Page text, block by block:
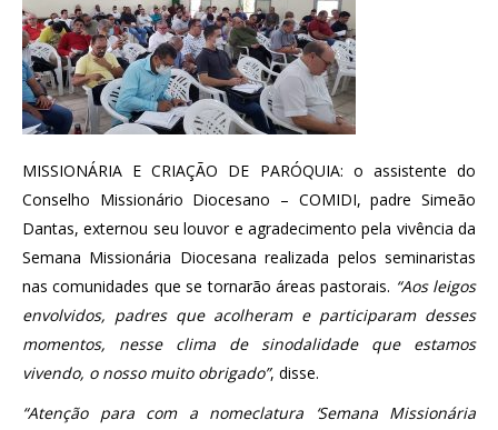
MISSIONÁRIA E CRIAÇÃO DE PARÓQUIA: o assistente do
Conselho Missionário Diocesano – COMIDI, padre Simeão
Dantas, externou seu louvor e agradecimento pela vivência da
Semana Missionária Diocesana realizada pelos seminaristas
nas comunidades que se tornarão áreas pastorais. “Aos leigos
envolvidos, padres que acolheram e participaram desses
momentos, nesse clima de sinodalidade que estamos
vivendo, o nosso muito obrigado”, disse.
“Atenção para com a nomeclatura ‘Semana Missionária